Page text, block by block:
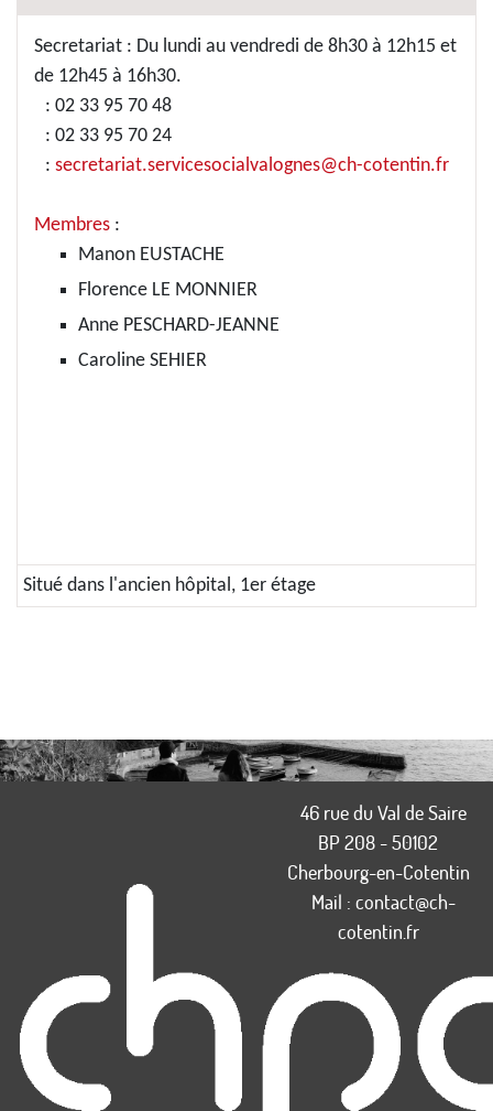
Secretariat : Du lundi au vendredi de 8h30 à 12h15 et
de 12h45 à 16h30.
: 02 33 95 70 48
: 02 33 95 70 24
: secretariat.servicesocialvalognes@ch-cotentin.fr
Membres :
Manon EUSTACHE
Florence LE MONNIER
Anne PESCHARD-JEANNE
Caroline SEHIER
Situé dans l'ancien hôpital, 1er étage
46 rue du Val de Saire
BP 208 - 50102
Cherbourg-en-Cotentin
Mail : contact@ch-
cotentin.fr